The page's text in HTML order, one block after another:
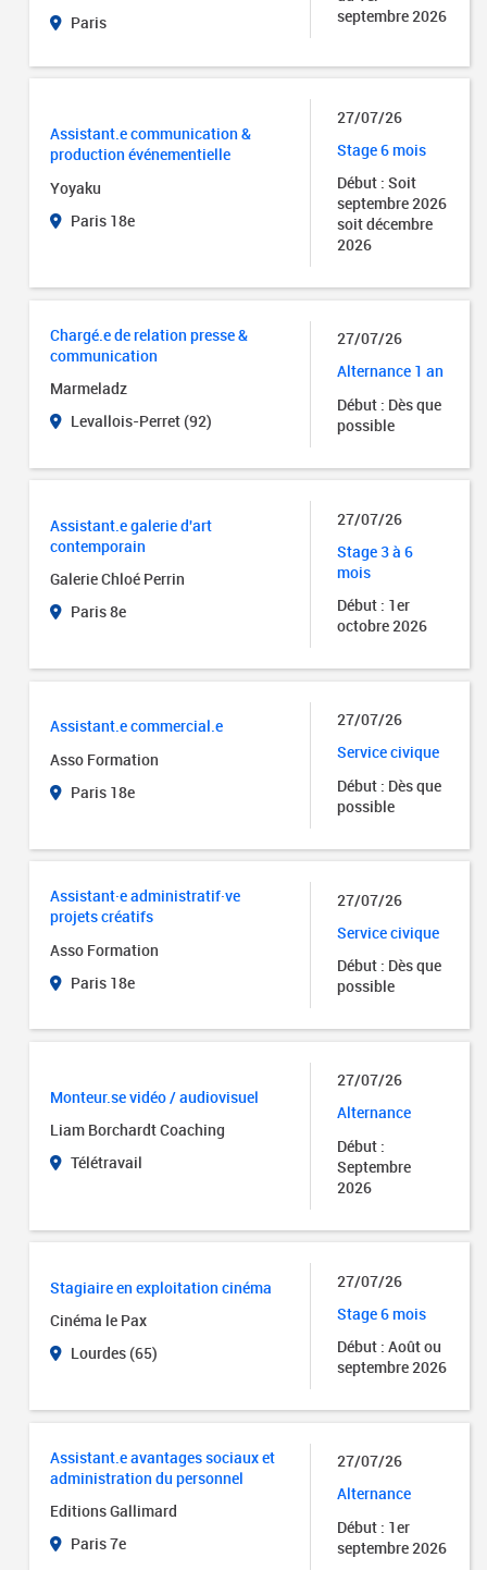
Paris
septembre 2026
Assistant.e communication &
production événementielle
Yoyaku
Paris 18e
27/07/26
Stage 6 mois
Début : Soit
septembre 2026
soit décembre
2026
Chargé.e de relation presse &
communication
Marmeladz
Levallois-Perret (92)
27/07/26
Alternance 1 an
Début : Dès que
possible
Assistant.e galerie d'art
contemporain
Galerie Chloé Perrin
Paris 8e
27/07/26
Stage 3 à 6
mois
Début : 1er
octobre 2026
Assistant.e commercial.e
Asso Formation
Paris 18e
27/07/26
Service civique
Début : Dès que
possible
Assistant·e administratif·ve
projets créatifs
Asso Formation
Paris 18e
27/07/26
Service civique
Début : Dès que
possible
Monteur.se vidéo / audiovisuel
Liam Borchardt Coaching
Télétravail
27/07/26
Alternance
Début :
Septembre
2026
Stagiaire en exploitation cinéma
Cinéma le Pax
Lourdes (65)
27/07/26
Stage 6 mois
Début : Août ou
septembre 2026
Assistant.e avantages sociaux et
administration du personnel
Editions Gallimard
Paris 7e
27/07/26
Alternance
Début : 1er
septembre 2026